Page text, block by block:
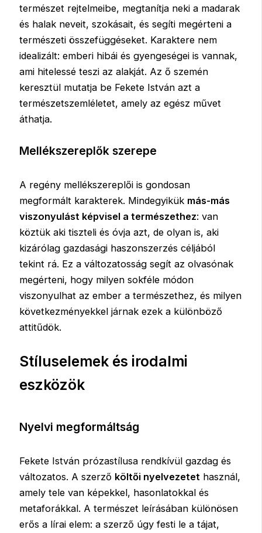
természet rejtelmeibe, megtanítja neki a madarak
és halak neveit, szokásait, és segíti megérteni a
természeti összefüggéseket. Karaktere nem
idealizált: emberi hibái és gyengeségei is vannak,
ami hitelessé teszi az alakját. Az ő szemén
keresztül mutatja be Fekete István azt a
természetszemléletet, amely az egész művet
áthatja.
Mellékszereplők szerepe
A regény mellékszereplői is gondosan
megformált karakterek. Mindegyikük más-más
viszonyulást képvisel a természethez: van
köztük aki tiszteli és óvja azt, de olyan is, aki
kizárólag gazdasági haszonszerzés céljából
tekint rá. Ez a változatosság segít az olvasónak
megérteni, hogy milyen sokféle módon
viszonyulhat az ember a természethez, és milyen
következményekkel járnak ezek a különböző
attitűdök.
Stíluselemek és irodalmi
eszközök
Nyelvi megformáltság
Fekete István prózastílusa rendkívül gazdag és
változatos. A szerző költői nyelvezetet használ,
amely tele van képekkel, hasonlatokkal és
metaforákkal. A természet leírásában különösen
erős a lírai elem: a szerző úgy festi le a tájat,